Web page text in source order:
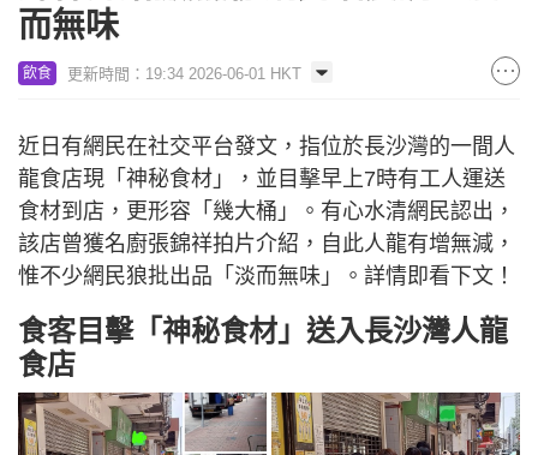
而無味
飲食 更新時間：19:34 2026-06-01 HKT
近日有網民在社交平台發文，指位於長沙灣的一間人
龍食店現「神秘食材」，並目擊早上7時有工人運送
食材到店，更形容「幾大桶」。有心水清網民認出，
該店曾獲名廚張錦祥拍片介紹，自此人龍有增無減，
惟不少網民狼批出品「淡而無味」。詳情即看下文！
食客目擊「神秘食材」送入長沙灣人龍
食店